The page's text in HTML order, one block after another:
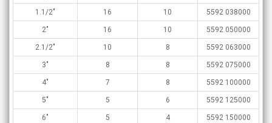
1.1/2″ 16 10 5592 038000
2″ 16 10 5592 050000
2.1/2″ 10 8 5592 063000
3″ 8 8 5592 075000
4″ 7 8 5592 100000
5″ 5 6 5592 125000
6″ 5 4 5592 150000